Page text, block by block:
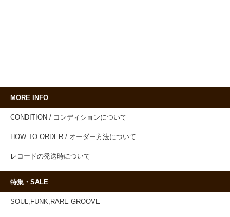
MORE INFO
CONDITION / コンディションについて
HOW TO ORDER / オーダー方法について
レコードの発送時について
特集・SALE
SOUL,FUNK,RARE GROOVE